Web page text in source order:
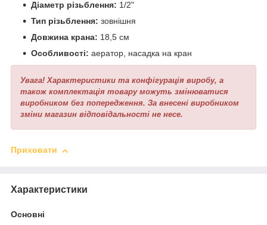
Діаметр різьблення: 1/2"
Тип різьблення: зовнішня
Довжина крана: 18,5 см
Особливості: аератор, насадка на кран
Увага! Характеристики та конфігурація виробу, а
також комплектація товару можуть змінюватися
виробником без попередження. За внесені виробником
зміни магазин відповідальності не несе.
Приховати
Характеристики
Основні